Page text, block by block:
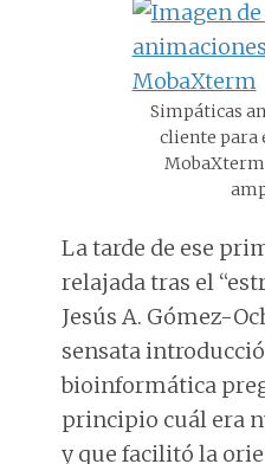
Simpáticas
cliente para
La tarde de ese
relajada tras el
Jesús A. Gómez-
sensata
bioinformática
principio cuál era
y que facilitó la